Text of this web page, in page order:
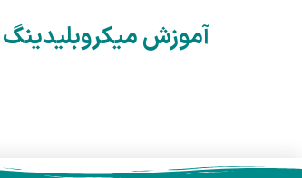
آموزش میکروبلیدینگ